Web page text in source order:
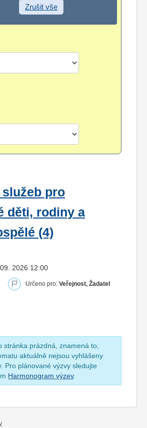
Zrušit vše
pro
děti, rodiny a
(4)
2026 12:00
Určeno pro: Veřejnost, Žadatel
stránka prázdná, znamená to,
aktuálně nejsou vyhlášeny
Pro plánované výzvy sledujte
Harmonogram výzev.